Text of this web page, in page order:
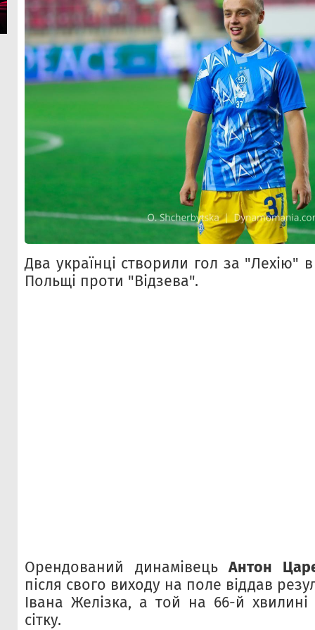
Два українці створили гол за "Лехію"
Польщі проти "Відзева".
Орендований динамівецьАнтон
після свого виходу на поле віддав
Івана Желізка, а той на 66-й
сітку.